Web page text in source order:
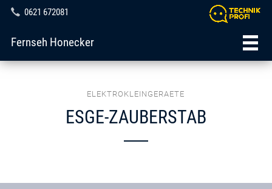
0621 672081
Fernseh Honecker
ELEKTROKLEINGERAETE
ESGE-ZAUBERSTAB